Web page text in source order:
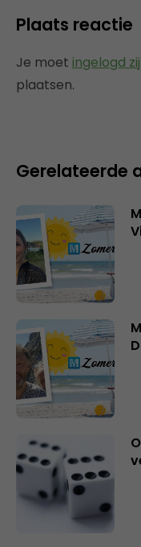
Plaats reactie
Je moet ingelogd
plaatsen.
Gerelateerde